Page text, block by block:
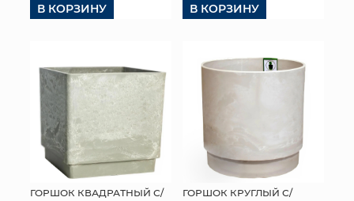
В КОРЗИНУ В КОРЗИНУ
ГОРШОК КВАДРАТНЫЙ С/
ГОРШОК КРУГЛЫЙ С/